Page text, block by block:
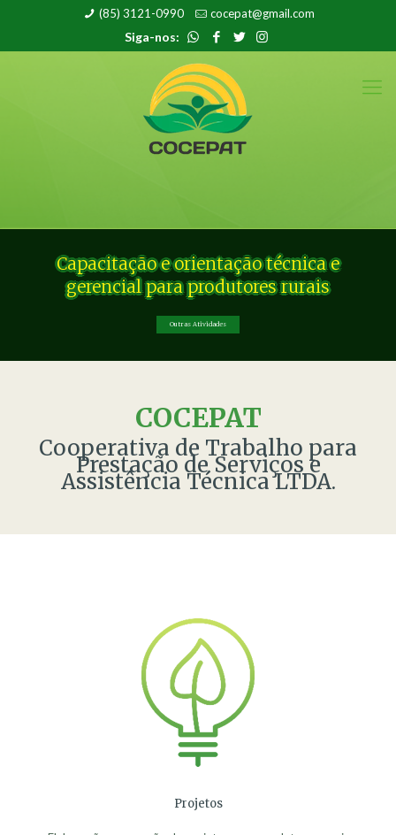
(85) 3121-0990 cocepat@gmail.com
Siga-nos:
Capacitação e orientação técnica e
gerencial para produtores rurais
Outras Atividades
COCEPAT
Cooperativa de Trabalho para
Prestação de Serviços e
Assistência Técnica LTDA.
Projetos